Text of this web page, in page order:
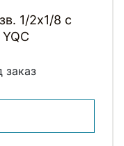
1/2х1/8 с
заказ